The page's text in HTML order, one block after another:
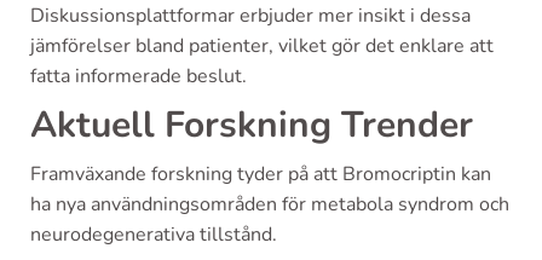
Diskussionsplattformar erbjuder mer insikt i dessa
jämförelser bland patienter, vilket gör det enklare att
fatta informerade beslut.
Aktuell Forskning Trender
Framväxande forskning tyder på att Bromocriptin kan
ha nya användningsområden för metabola syndrom och
neurodegenerativa tillstånd.